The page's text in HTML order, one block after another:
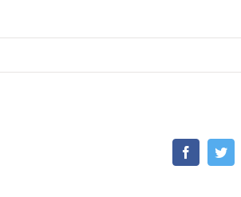
Facebook